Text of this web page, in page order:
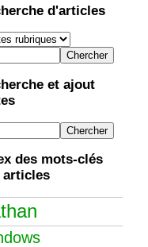
d'articles
et ajout
des mots-clés
articles